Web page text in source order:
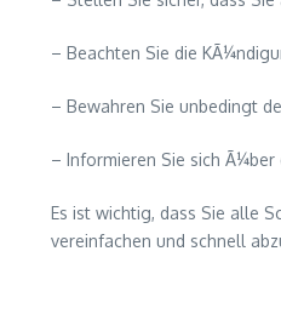
– Beachten Sie die
– Bewahren Sie unbedingt
– Informieren Sie sich
Es ist wichtig, dass Sie alle
vereinfachen und schnell